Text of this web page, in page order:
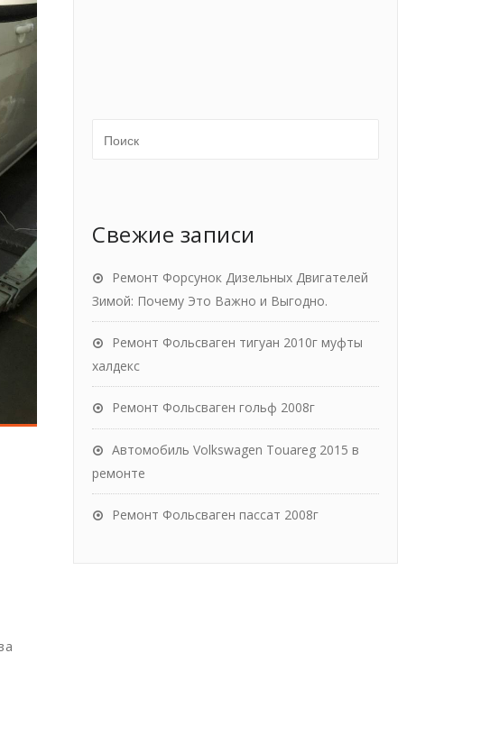
Свежие записи
Ремонт Форсунок Дизельных Двигателей
Зимой: Почему Это Важно и Выгодно.
Ремонт Фольсваген тигуан 2010г муфты
халдекс
Ремонт Фольсваген гольф 2008г
Автомобиль Volkswagen Touareg 2015 в
ремонте
Ремонт Фольсваген пассат 2008г